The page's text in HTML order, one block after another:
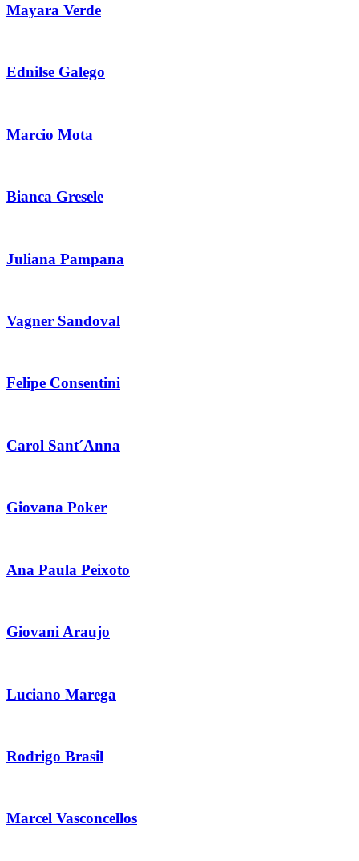
Mayara Verde
Ednilse Galego
Marcio Mota
Bianca Gresele
Juliana Pampana
Vagner Sandoval
Felipe Consentini
Carol Sant´Anna
Giovana Poker
Ana Paula Peixoto
Giovani Araujo
Luciano Marega
Rodrigo Brasil
Marcel Vasconcellos